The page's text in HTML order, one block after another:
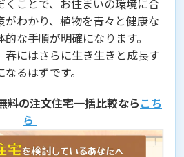
わかり、植物を青々と健康な
な手順が明確になります。
春にはさらに生き生きと成長す
るはずです。
料の注文住宅一括比較ならこち
ら